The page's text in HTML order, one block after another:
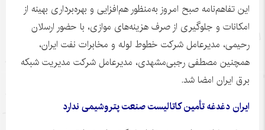
این تفاهم‌نامه صبح امروز به‌منظور هم‌افزایی و بهره‌برداری بهینه از
امکانات و جلوگیری از صرف هزینه‌های موازی، با حضور ارسلان
رحیمی، مدیرعامل شرکت خطوط لوله و مخابرات نفت ایران،
همچنین مصطفی رجبی‌مشهدی، مدیرعامل شرکت مدیریت شبکه
برق ایران امضا شد.
ایران دغدغه تأمین کاتالیست صنعت پتروشیمی ندارد